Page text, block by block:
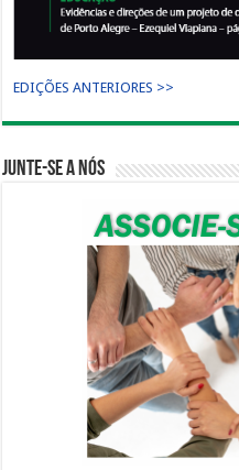
EDIÇÕES ANTERIORES >>
Junte-se a nós